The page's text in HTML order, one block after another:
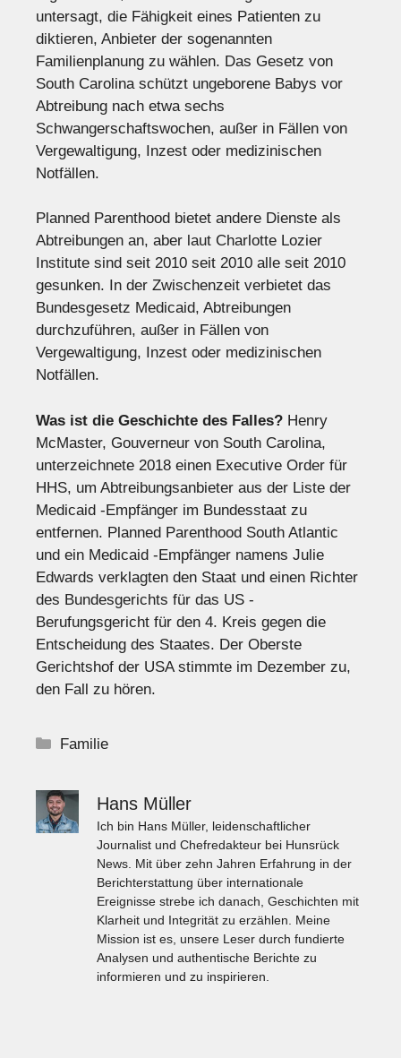
untersagt, die Fähigkeit eines Patienten zu
diktieren, Anbieter der sogenannten
Familienplanung zu wählen. Das Gesetz von
South Carolina schützt ungeborene Babys vor
Abtreibung nach etwa sechs
Schwangerschaftswochen, außer in Fällen von
Vergewaltigung, Inzest oder medizinischen
Notfällen.
Planned Parenthood bietet andere Dienste als
Abtreibungen an, aber laut Charlotte Lozier
Institute sind seit 2010 seit 2010 alle seit 2010
gesunken. In der Zwischenzeit verbietet das
Bundesgesetz Medicaid, Abtreibungen
durchzuführen, außer in Fällen von
Vergewaltigung, Inzest oder medizinischen
Notfällen.
Was ist die Geschichte des Falles? Henry
McMaster, Gouverneur von South Carolina,
unterzeichnete 2018 einen Executive Order für
HHS, um Abtreibungsanbieter aus der Liste der
Medicaid -Empfänger im Bundesstaat zu
entfernen. Planned Parenthood South Atlantic
und ein Medicaid -Empfänger namens Julie
Edwards verklagten den Staat und einen Richter
des Bundesgerichts für das US -
Berufungsgericht für den 4. Kreis gegen die
Entscheidung des Staates. Der Oberste
Gerichtshof der USA stimmte im Dezember zu,
den Fall zu hören.
Kategorien
Familie
Hans Müller
Ich bin Hans Müller, leidenschaftlicher
Journalist und Chefredakteur bei Hunsrück
News. Mit über zehn Jahren Erfahrung in der
Berichterstattung über internationale
Ereignisse strebe ich danach, Geschichten mit
Klarheit und Integrität zu erzählen. Meine
Mission ist es, unsere Leser durch fundierte
Analysen und authentische Berichte zu
informieren und zu inspirieren.